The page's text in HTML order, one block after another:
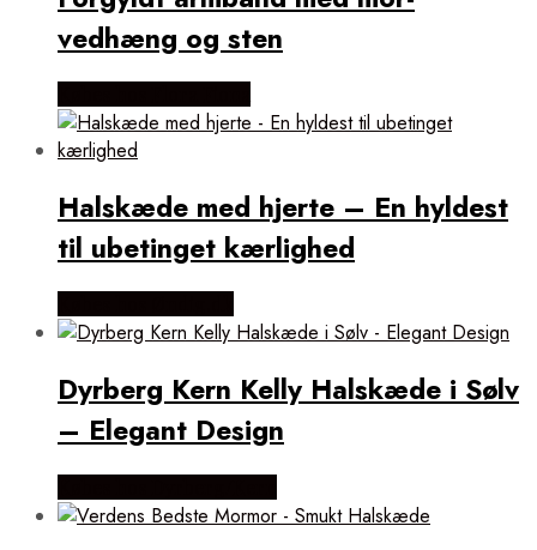
vedhæng og sten
Halskæde med hjerte – En hyldest
til ubetinget kærlighed
Dyrberg Kern Kelly Halskæde i Sølv
– Elegant Design